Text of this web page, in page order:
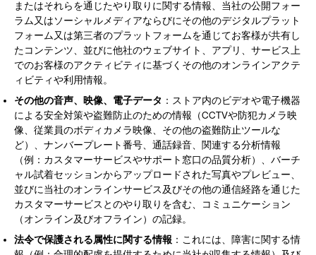
またはそれらを通じたやり取りに関する情報、当社の公開フォー
ラム又はソーシャルメディアならびにその他のデジタルプラット
フォーム又は第三者のプラットフォームを通じてお客様が共有し
たコンテンツ、並びに他社のウェブサイト、アプリ、サービス上
でのお客様のアクティビティに基づくその他のオンラインアクテ
ィビティや利用情報。
その他の音声、映像、電子データ ：ストア内のビデオや電子機器
による安全対策や盗難防止のための情報（CCTVや防犯カメラ映
像、従業員のボディカメラ映像、その他の盗難防止ツールな
ど）、ナンバープレート番号、通話録音、関連する分析情報
（例：カスタマーサービスやサポート窓口の品質分析）、バーチ
ャル試着セッションからアップロードされた写真やプレビュー、
並びに当社のオンラインサービス及びその他の通信経路を通じた
カスタマーサービスとのやり取りを含む、コミュニケーション
（オンライン及びオフライン）の記録。
法令で保護される属性に関する情報 ：これには、障害に関する情